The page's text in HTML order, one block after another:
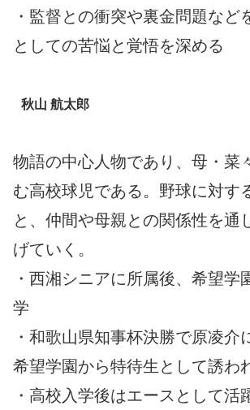
・監督との衝突や裏金問題など
としての苦悩と覚悟を深める
秋山 航太郎
物語の中心人物であり、母・菜
む高校球児である。野球に対す
と、仲間や母親との関係性を通
げていく。
・西湘シニアに所属後、希望学
学
・和歌山県知事杯決勝で原凌介
希望学園から特待生として誘わ
・高校入学後はエースとして活